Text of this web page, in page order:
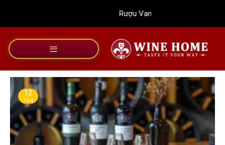
dung
Rượu Vang Wine Home
12
Th4